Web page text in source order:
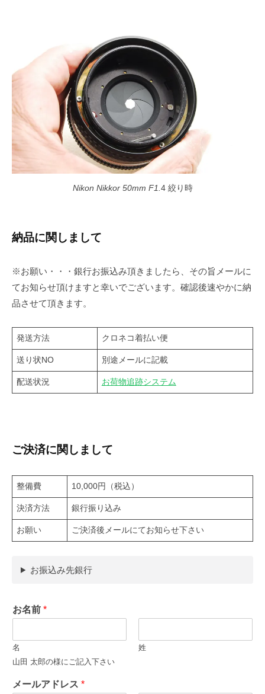
Nikon Nikkor 50mm F1.4 絞り時
納品に関しまして
※お願い・・・銀行お振込み頂きましたら、その旨メールに
てお知らせ頂けますと幸いでございます。確認後速やかに納
品させて頂きます。
発送方法 クロネコ着払い便
送り状NO 別途メールに記載
配送状況 お荷物追跡システム
ご決済に関しまして
整備費 10,000円（税込）
決済方法 銀行振り込み
お願い ご決済後メールにてお知らせ下さい
お振込み先銀行
お名前 *
名
姓
山田 太郎の様にご記入下さい
メールアドレス *